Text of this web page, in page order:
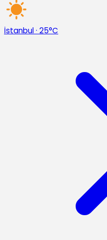
İstanbul· 25°C